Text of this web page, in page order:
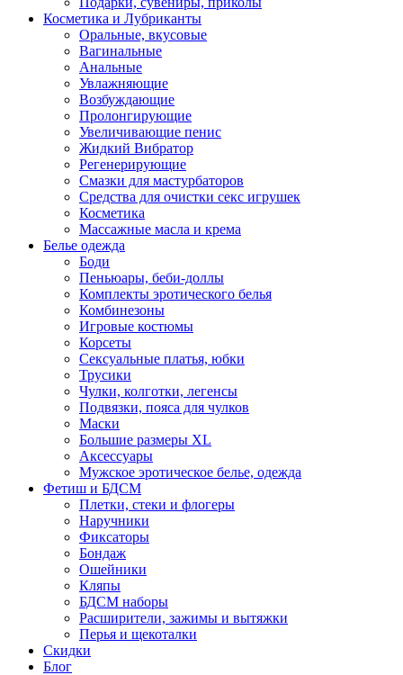
Косметика и Лубриканты
Оральные, вкусовые
Вагинальные
Анальные
Увлажняющие
Возбуждающие
Пролонгирующие
Увеличивающие пенис
Жидкий Вибратор
Регенерирующие
Смазки для мастурбаторов
Средства для очистки секс игрушек
Косметика
Массажные масла и крема
Белье одежда
Боди
Пеньюары, беби-доллы
Комплекты эротического белья
Комбинезоны
Игровые костюмы
Корсеты
Сексуальные платья, юбки
Трусики
Чулки, колготки, легенсы
Подвязки, пояса для чулков
Маски
Большие размеры XL
Аксессуары
Мужское эротическое белье, одежда
Фетиш и БДСМ
Плетки, стеки и флогеры
Наручники
Фиксаторы
Бондаж
Ошейники
Кляпы
БДСМ наборы
Расширители, зажимы и вытяжки
Перья и щекоталки
Скидки
Блог